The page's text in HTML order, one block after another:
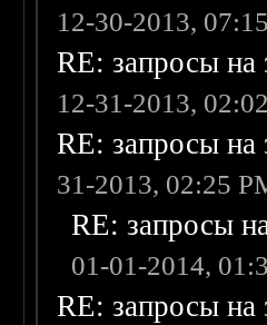
12-30-2013,
RE: запросы на
12-31-2013,
RE: запросы на
31-2013, 02:25
RE: запросы
01-01-2014,
RE: запросы на